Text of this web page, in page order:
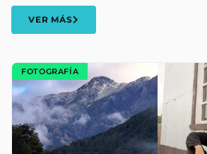
VER MÁS
FOTOGRAFÍA